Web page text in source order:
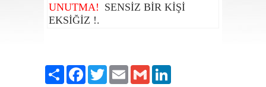
UNUTMA! SENSİZ BİR KİŞİ
EKSİĞİZ !.
PaylaşFacebook
TwitterEmailGmail